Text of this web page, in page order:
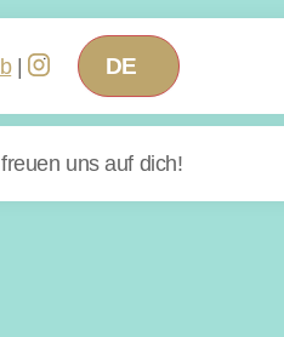
|
uns auf dich!